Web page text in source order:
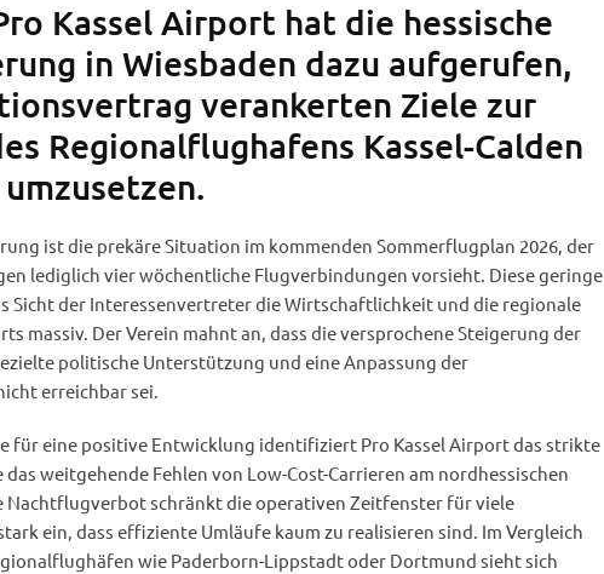
Kassel Airport hat die hessische
in Wiesbaden dazu aufgerufen,
verankerten Ziele zur
Regionalflughafens Kassel-Calden
ist die prekäre Situation im kommenden Sommerflugplan 2026, der
lediglich vier wöchentliche Flugverbindungen vorsieht. Diese geringe
Sicht der Interessenvertreter die Wirtschaftlichkeit und die regionale
massiv. Der Verein mahnt an, dass die versprochene Steigerung der
politische Unterstützung und eine Anpassung der
erreichbar sei.
für eine positive Entwicklung identifiziert Pro Kassel Airport das strikte
weitgehende Fehlen von Low-Cost-Carrieren am nordhessischen
Nachtflugverbot schränkt die operativen Zeitfenster für viele
ein, dass effiziente Umläufe kaum zu realisieren sind. Im Vergleich
wie Paderborn-Lippstadt oder Dortmund sieht sich